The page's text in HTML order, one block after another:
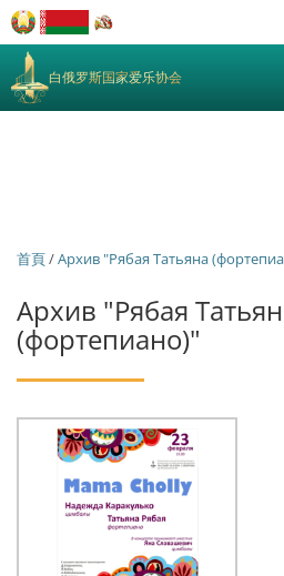
白俄罗斯国家爱乐协会
首頁/Архив "Рябая Татьяна
Архив "Рябая
(фортепиано)"